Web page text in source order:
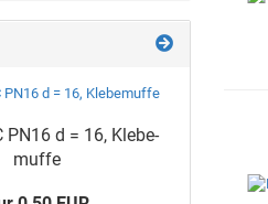
PN16 d = 16, Kle­be­
muf­fe